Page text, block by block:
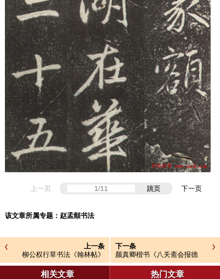
上一页 跳页 下一页
该文章所属专题： 赵孟頫书法
上一条
柳公权行草书法《翰林帖》
下一条
颜真卿楷书《八关斋会报德
记》全图
相关文章 热门文章